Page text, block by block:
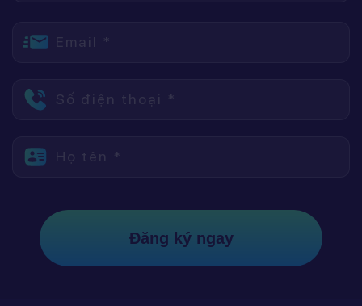
Email *
Số điện thoại *
Họ tên *
Đăng ký ngay